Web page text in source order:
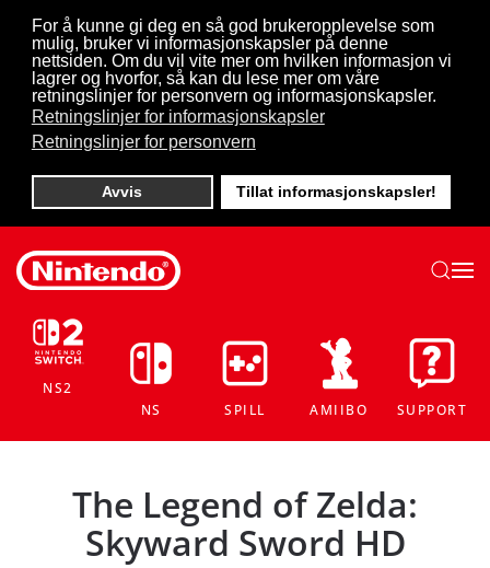
For å kunne gi deg en så god brukeropplevelse som
mulig, bruker vi informasjonskapsler på denne
nettsiden. Om du vil vite mer om hvilken informasjon vi
lagrer og hvorfor, så kan du lese mer om våre
retningslinjer for personvern og informasjonskapsler.
Retningslinjer for informasjonskapsler
Retningslinjer for personvern
Avvis Tillat informasjonskapsler!
Skip to main content
NS2
NS
SPILL AMIIBO SUPPORT
The Legend of Zelda:
Skyward Sword HD